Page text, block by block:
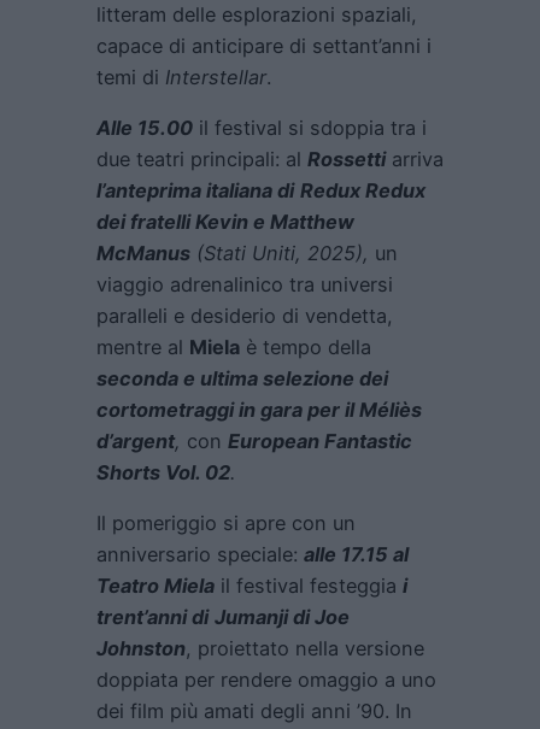
litteram delle esplorazioni spaziali,
capace di anticipare di settant’anni i
temi di Interstellar.
Alle 15.00 il festival si sdoppia tra i
due teatri principali: al Rossettiarriva
l’anteprima italiana di Redux Redux
dei fratelli Kevin e Matthew
McManus (Stati Uniti, 2025), un
viaggio adrenalinico tra universi
paralleli e desiderio di vendetta,
mentre al Miela è tempo della
seconda e ultima selezione dei
cortometraggi in gara per il Méliès
d’argent, con European Fantastic
Shorts Vol. 02.
Il pomeriggio si apre con un
anniversario speciale: alle 17.15 al
Teatro Miela il festival festeggia i
trent’anni di Jumanji di Joe
Johnston, proiettato nella versione
doppiata per rendere omaggio a uno
dei film più amati degli anni ’90. In